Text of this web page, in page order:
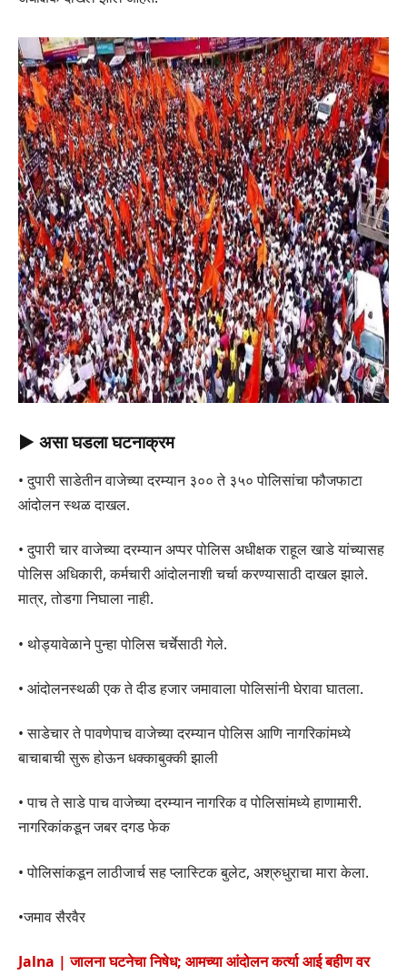
▶ असा घडला घटनाक्रम
• दुपारी साडेतीन वाजेच्या दरम्यान ३०० ते ३५० पोलिसांचा फौजफाटा
आंदोलन स्थळ दाखल.
• दुपारी चार वाजेच्या दरम्यान अप्पर पोलिस अधीक्षक राहूल खाडे यांच्यासह
पोलिस अधिकारी, कर्मचारी आंदोलनाशी चर्चा करण्यासाठी दाखल झाले.
मात्र, तोडगा निघाला नाही.
• थोड्यावेळाने पुन्हा पोलिस चर्चेसाठी गेले.
• आंदोलनस्थळी एक ते दीड हजार जमावाला पोलिसांनी घेरावा घातला.
• साडेचार ते पावणेपाच वाजेच्या दरम्यान पोलिस आणि नागरिकांमध्ये
बाचाबाची सुरू होऊन धक्काबुक्की झाली
• पाच ते साडे पाच वाजेच्या दरम्यान नागरिक व पोलिसांमध्ये हाणामारी.
नागरिकांकडून जबर दगड फेक
• पोलिसांकडून लाठीजार्च सह प्लास्टिक बुलेट, अश्रुधुराचा मारा केला.
•जमाव सैरवैर
Jalna | जालना घटनेचा निषेध; आमच्या आंदोलन कर्त्या आई बहीण वर